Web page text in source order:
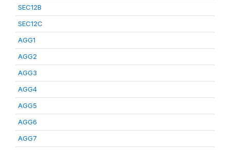
SEC12B
SEC12C
AGG1
AGG2
AGG3
AGG4
AGG5
AGG6
AGG7